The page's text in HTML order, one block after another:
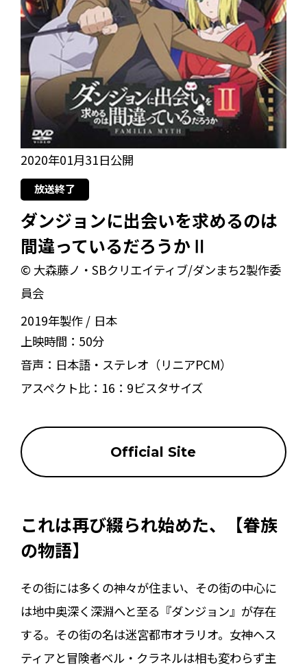
2020年01月31日公開
放送終了
ダンジョンに出会いを求めるのは
間違っているだろうかⅡ
© 大森藤ノ・SBクリエイティブ/ダンまち2製作委
員会
2019年製作
日本
上映時間： 50分
音声： 日本語・ステレオ（リニアPCM）
アスペクト比： 16：9ビスタサイズ
Official Site
これは再び綴られ始めた、【眷族
の物語】
その街には多くの神々が住まい、その街の中心に
は地中奥深く――深淵へと至る『ダンジョン』が存在
する。その街の名は迷宮都市オラリオ。女神ヘス
ティアと冒険者ベル・クラネルは相も変わらず主